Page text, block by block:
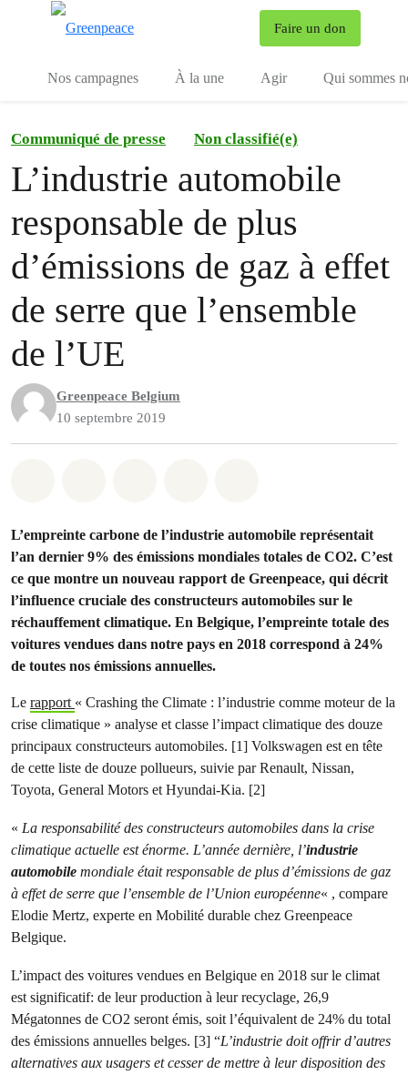
Faire un don
Nos campagnes À la une Agir Qui sommes
Communiqué de presse Non classifié(e)
L’industrie automobile
responsable de plus
d’émissions de gaz à effet
de serre que l’ensemble
de l’UE
Greenpeace Belgium
10 septembre 2019
L’empreinte carbone de l’industrie automobile représentait
l’an dernier 9% des émissions mondiales totales de CO2. C’est
ce que montre un nouveau rapport de Greenpeace, qui décrit
l’influence cruciale des constructeurs automobiles sur le
réchauffement climatique. En Belgique, l’empreinte totale des
voitures vendues dans notre pays en 2018 correspond à 24%
de toutes nos émissions annuelles.
Le rapport « Crashing the Climate : l’industrie comme moteur de la
crise climatique » analyse et classe l’impact climatique des douze
principaux constructeurs automobiles. [1] Volkswagen est en tête
de cette liste de douze pollueurs, suivie par Renault, Nissan,
Toyota, General Motors et Hyundai-Kia. [2]
« La responsabilité des constructeurs automobiles dans la crise
climatique actuelle est énorme. L’année dernière, l’industrie
automobile mondiale était responsable de plus d’émissions de gaz
à effet de serre que l’ensemble de l’Union européenne« , compare
Elodie Mertz, experte en Mobilité durable chez Greenpeace
Belgique.
L’impact des voitures vendues en Belgique en 2018 sur le climat
est significatif: de leur production à leur recyclage, 26,9
Mégatonnes de CO2 seront émis, soit l’équivalent de 24% du total
des émissions annuelles belges. [3] “L’industrie doit offrir d’autres
alternatives aux usagers et cesser de mettre à leur disposition des